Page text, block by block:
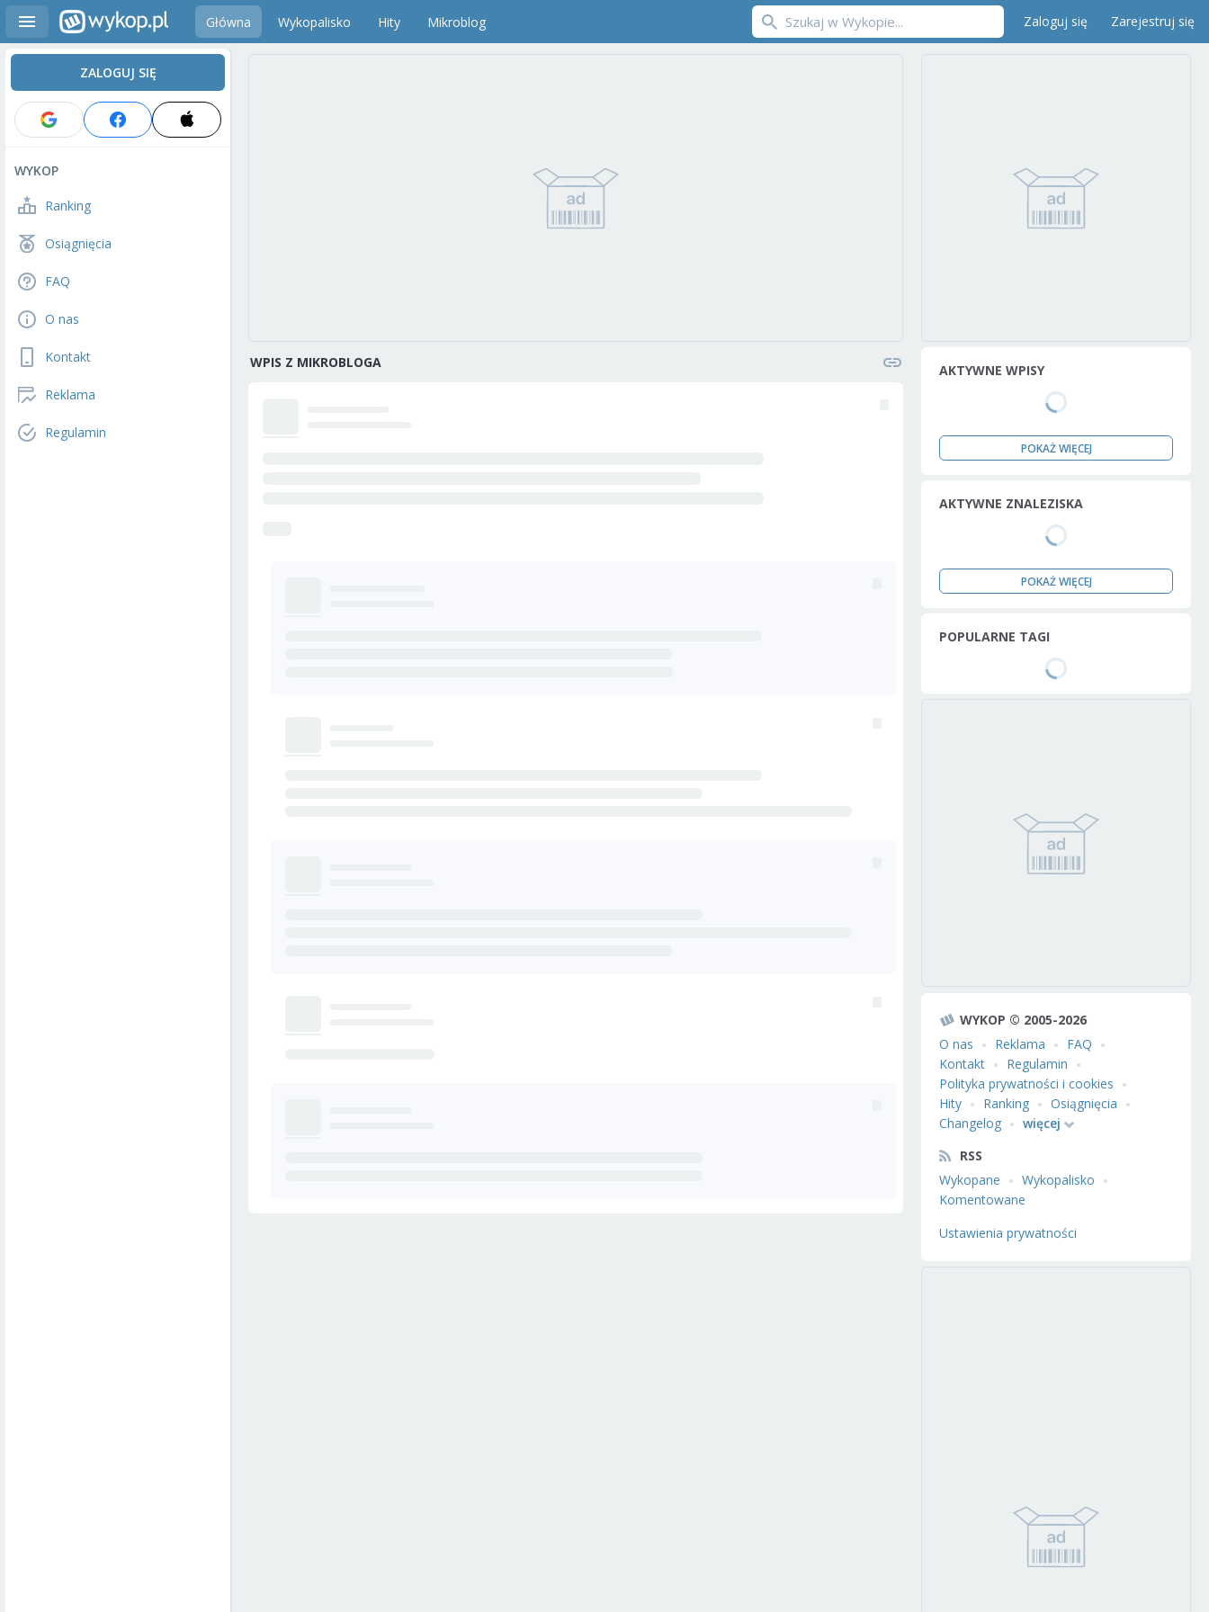
Główna Wykopalisko Hity Mikroblog Zaloguj się Zarejestruj się
ZALOGUJ SIĘ
WYKOP
Ranking
Osiągnięcia
FAQ
O nas
Kontakt
Reklama
Regulamin
WPIS Z MIKROBLOGA AKTYWNE WPISY
POKAŻ WIĘCEJ
AKTYWNE ZNALEZISKA
POKAŻ WIĘCEJ
POPULARNE TAGI
WYKOP © 2005-2026
O nas
Reklama
FAQ
Kontakt
Regulamin
Polityka prywatności i cookies
Hity
Ranking
Osiągnięcia
Changelog
więcej
RSS
Wykopane
Wykopalisko
Komentowane
Ustawienia prywatności